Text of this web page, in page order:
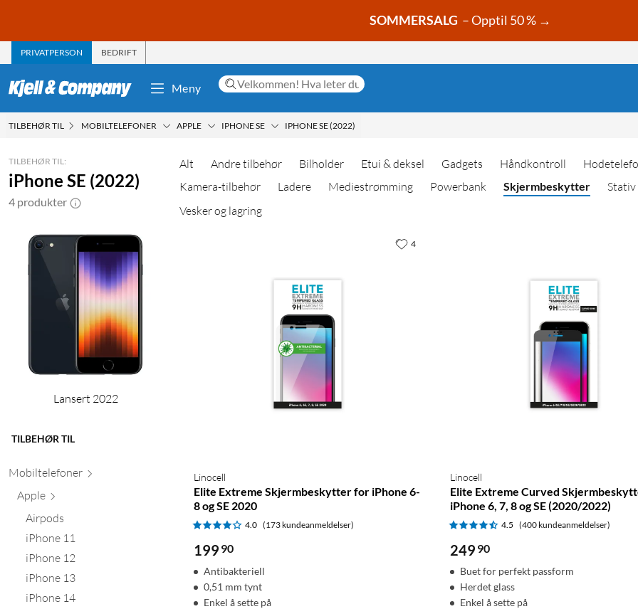
SOMMERSALG – Opptil 50 % →
PRIVATPERSON BEDRIFT
Meny
TILBEHØR TIL MOBILTELEFONER APPLE IPHONE SE IPHONE SE (2022)
TILBEHØR TIL:
iPhone SE (2022)
4 produkter
Lansert 2022
TILBEHØR TIL
Mobiltelefoner
Apple
Airpods
iPhone 11
iPhone 12
iPhone 13
iPhone 14
Alt Andre tilbehør Bilholder Etui & deksel Gadgets Håndkontroll
Kamera-tilbehør
Ladere Mediestrømming Powerbank Skjermbeskytter
Stativ
Vesker og lagring
Linocell
Elite Extreme Skjermbeskytter for iPhone 6-
8 og SE 2020
4.0 (173 kundeanmeldelser)
199 90
Antibakteriell
0,51 mm tynt
Enkel å sette på
4
Linocell
Elite Extreme Curved
iPhone 6, 7, 8 og SE (2020/2022)
4.5 (400 kundeanmeldelser)
249 90
Buet for perfekt passform
Herdet glass
Enkel å sette på